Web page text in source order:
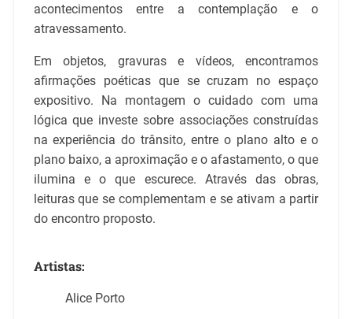
acontecimentos entre a contemplação e o
atravessamento.
Em objetos, gravuras e vídeos, encontramos
afirmações poéticas que se cruzam no espaço
expositivo. Na montagem o cuidado com uma
lógica que investe sobre associações construídas
na experiência do trânsito, entre o plano alto e o
plano baixo, a aproximação e o afastamento, o que
ilumina e o que escurece. Através das obras,
leituras que se complementam e se ativam a partir
do encontro proposto.
Artistas:
Alice Porto